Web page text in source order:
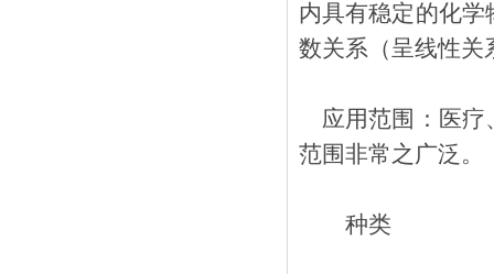
内具有稳定的化学
数关系（呈线性关系
应用范围：医疗
范围非常之广泛。
种类